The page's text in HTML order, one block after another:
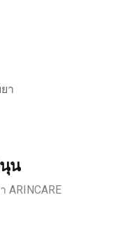
า
น